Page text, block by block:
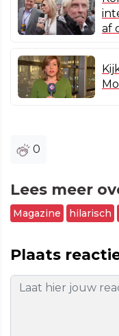
af
0
Lees meer
Magazine hilarisch
Plaats